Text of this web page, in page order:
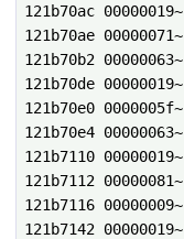
121b70ac 00000019~
121b70ae 00000071~
121b70b2 00000063~
121b70de 00000019~
121b70e0 0000005f~
121b70e4 00000063~
121b7110 00000019~
121b7112 00000081~
121b7116 00000009~
121b7142 00000019~